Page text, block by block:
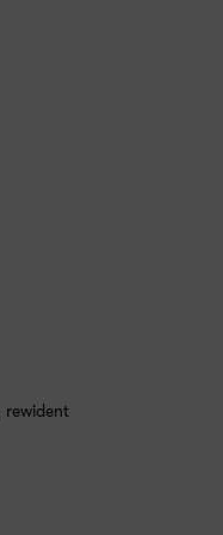
rewident